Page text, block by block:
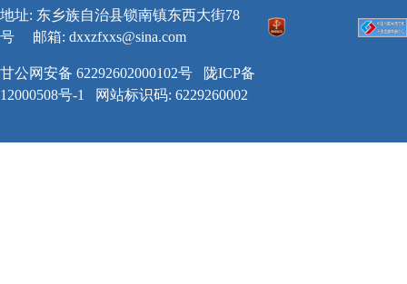
地址: 东乡族自治县锁南镇东西大街78
号
邮箱: dxxzfxxs@sina.com
甘公网安备 62292602000102号
陇ICP备
12000508号-1
网站标识码: 6229260002